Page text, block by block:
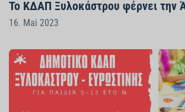
Το ΚΔΑΠ Ξυλοκάστρου φέρνει την
16. Mai 2023